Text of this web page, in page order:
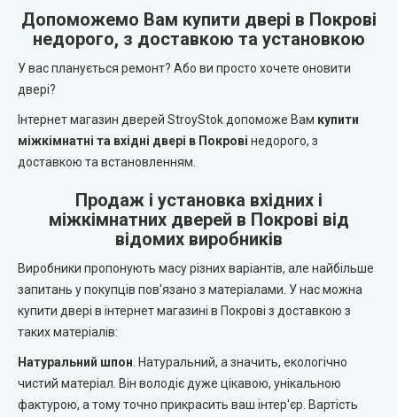
REDFORT (Редфорт)
Міністерство Дверей
Bulat (Булат)
BEREZ (Берез)
MAGDA (Магда)
ARTIZ (Артиз)
Протипожежні двері
Технічні двері
LEADOR (Леадор)
Leador Express (Леадор Експрес)
Екодверка (з масиву сосни)
Статус (Status Doors)
Estet Doors (Естет Дорс)
Стильні Двері
StilDoors (СтілДорс)
Допоможемо Вам купити двері в Покрові
недорого, з доставкою та установкою
У вас планується ремонт? Або ви просто хочете оновити
двері?
Інтернет магазин дверей StroyStok допоможе Вам купити
міжкімнатні та вхідні двері в Покрові недорого, з
доставкою та встановленням.
Продаж і установка вхідних і
міжкімнатних дверей в Покрові від
відомих виробників
Виробники пропонують масу різних варіантів, але найбільше
запитань у покупців пов'язано з матеріалами. У нас можна
купити двері в інтернет магазині в Покрові з доставкою з
таких матеріалів:
Натуральний шпон . Натуральний, а значить, екологічно
чистий матеріал. Він володіє дуже цікавою, унікальною
фактурою, а тому точно прикрасить ваш інтер'єр. Вартість